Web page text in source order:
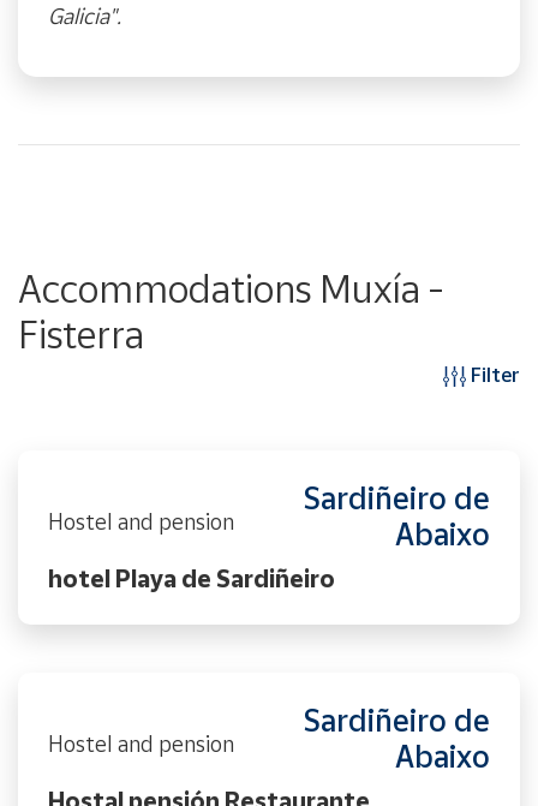
Galicia".
Accommodations Muxía -
Fisterra
Filter
Hostel and pension
Sardiñeiro de
Abaixo
hotel Playa de Sardiñeiro
Hostel and pension
Sardiñeiro de
Abaixo
Hostal pensión Restaurante